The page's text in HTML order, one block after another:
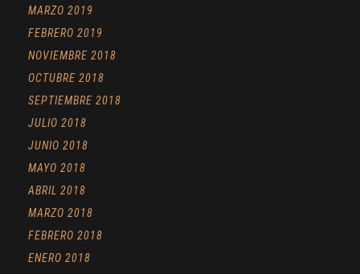
MARZO 2019
FEBRERO 2019
NOVIEMBRE 2018
OCTUBRE 2018
SEPTIEMBRE 2018
JULIO 2018
JUNIO 2018
MAYO 2018
ABRIL 2018
MARZO 2018
FEBRERO 2018
ENERO 2018